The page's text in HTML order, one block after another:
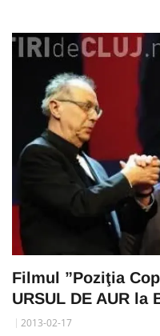
Filmul ”Poziţia
URSUL DE AUR la
2013-02-17